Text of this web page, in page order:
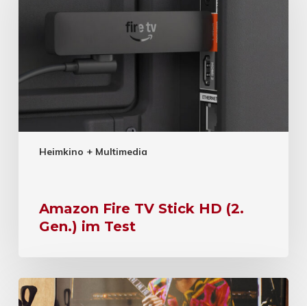
Heimkino + Multimedia
Amazon Fire TV Stick HD (2.
Gen.) im Test